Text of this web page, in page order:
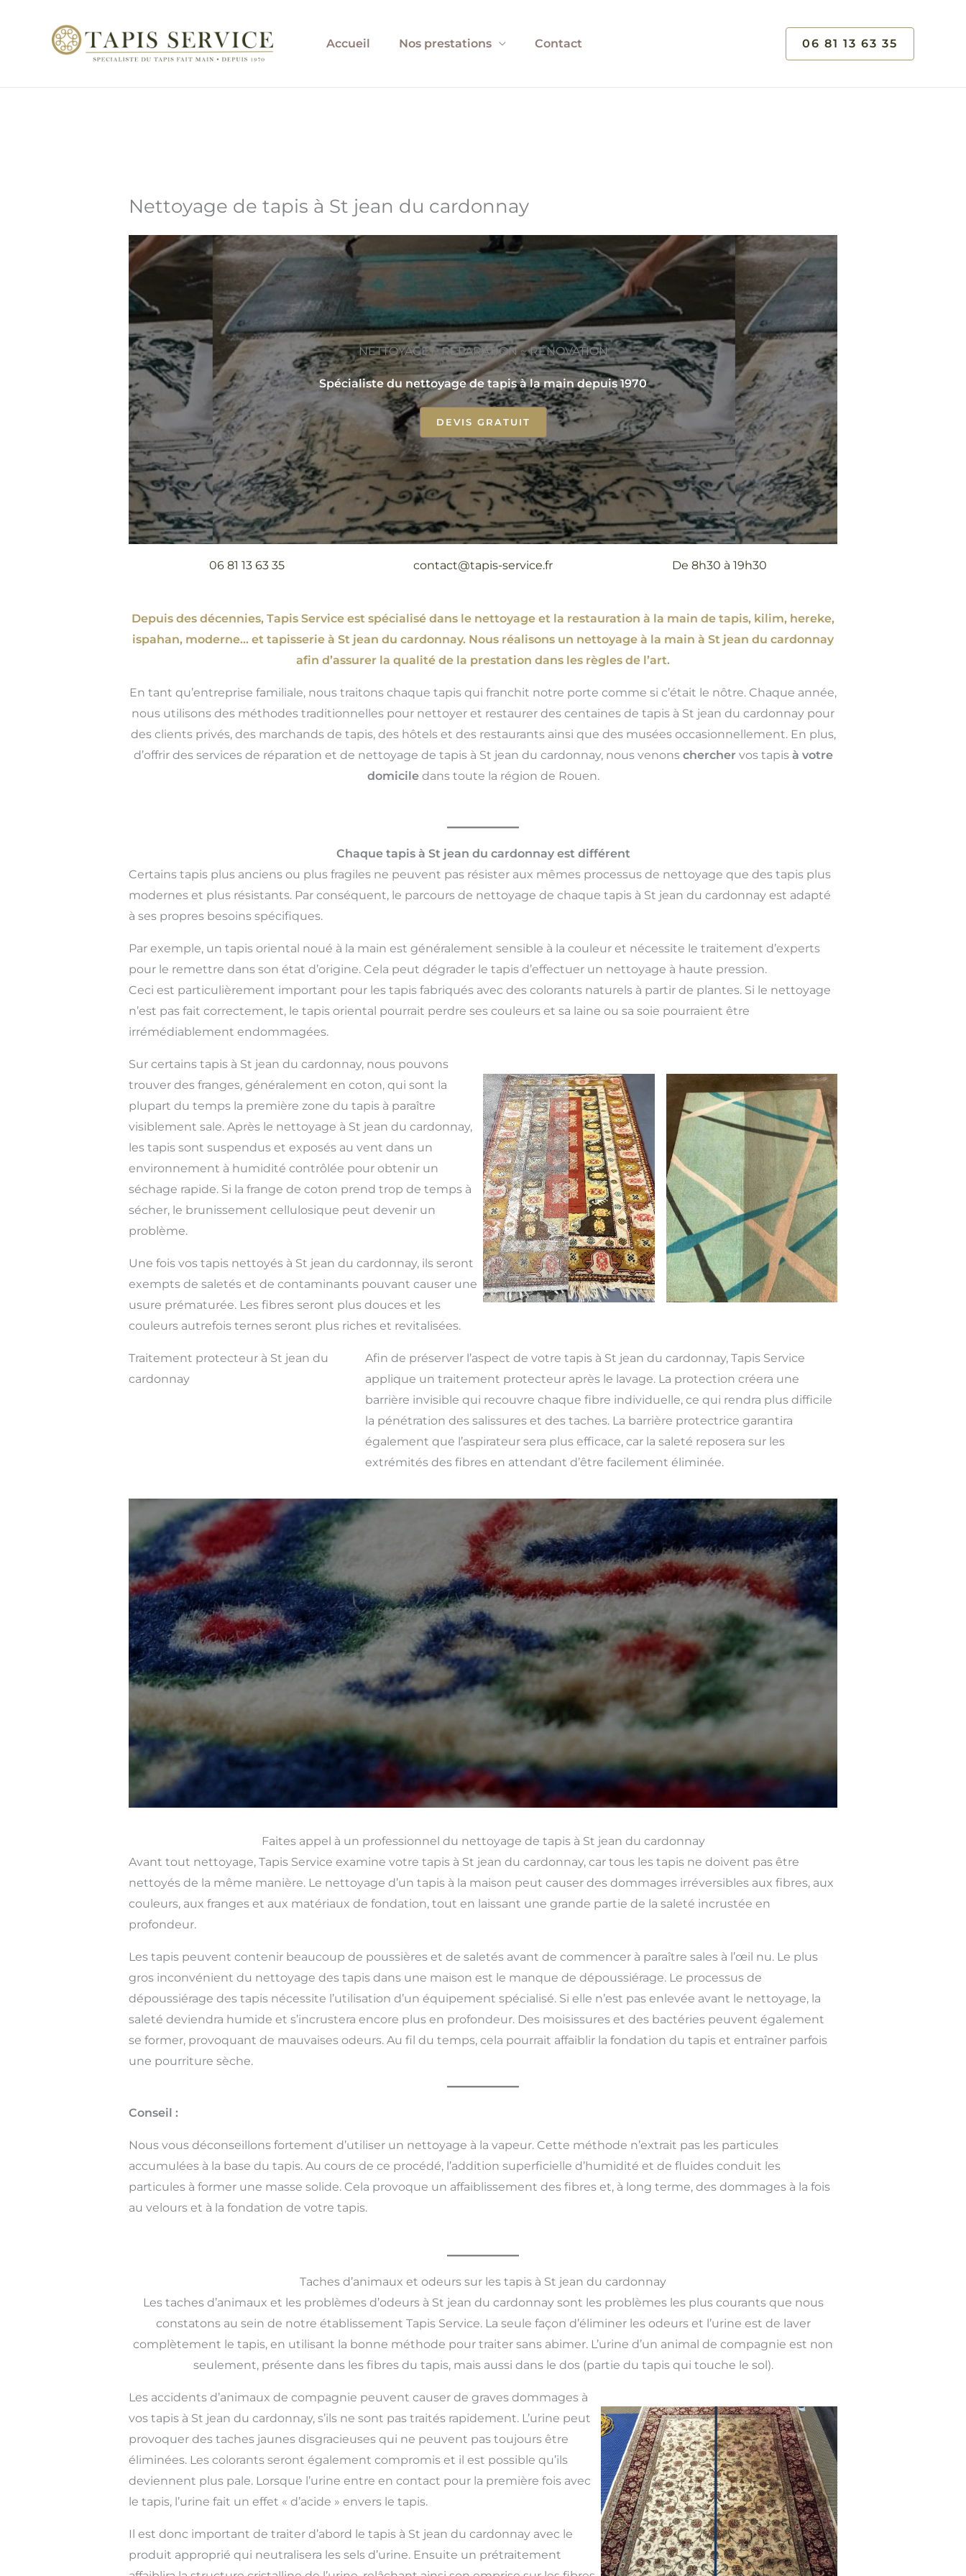
Accueil Nos prestations Contact 06 81 13 63 35
Nettoyage de tapis à St jean du cardonnay
NETTOYAGE ~ RÉPARATION ~ RÉNOVATION
Spécialiste du nettoyage de tapis à la main depuis 1970
DEVIS GRATUIT
06 81 13 63 35 contact@tapis-service.fr De 8h30 à 19h30
Depuis des décennies, Tapis Service est spécialisé dans le nettoyage et la restauration à la main de tapis, kilim, hereke,
ispahan, moderne… et tapisserie à St jean du cardonnay. Nous réalisons un nettoyage à la main à St jean du cardonnay
afin d’assurer la qualité de la prestation dans les règles de l’art.
En tant qu’entreprise familiale, nous traitons chaque tapis qui franchit notre porte comme si c’était le nôtre. Chaque année,
nous utilisons des méthodes traditionnelles pour nettoyer et restaurer des centaines de tapis à St jean du cardonnay pour
des clients privés, des marchands de tapis, des hôtels et des restaurants ainsi que des musées occasionnellement. En plus,
d’offrir des services de réparation et de nettoyage de tapis à St jean du cardonnay, nous venons chercher vos tapis à votre
domiciledans toute la région de Rouen.
Chaque tapis à St jean du cardonnay est différent
Certains tapis plus anciens ou plus fragiles ne peuvent pas résister aux mêmes processus de nettoyage que des tapis plus
modernes et plus résistants. Par conséquent, le parcours de nettoyage de chaque tapis à St jean du cardonnay est adapté
à ses propres besoins spécifiques.
Par exemple, un tapis oriental noué à la main est généralement sensible à la couleur et nécessite le traitement d’experts
pour le remettre dans son état d’origine. Cela peut dégrader le tapis d’effectuer un nettoyage à haute pression.
Ceci est particulièrement important pour les tapis fabriqués avec des colorants naturels à partir de plantes. Si le nettoyage
n’est pas fait correctement, le tapis oriental pourrait perdre ses couleurs et sa laine ou sa soie pourraient être
irrémédiablement endommagées.
Sur certains tapis à St jean du cardonnay, nous pouvons
trouver des franges, généralement en coton, qui sont la
plupart du temps la première zone du tapis à paraître
visiblement sale. Après le nettoyage à St jean du cardonnay,
les tapis sont suspendus et exposés au vent dans un
environnement à humidité contrôlée pour obtenir un
séchage rapide. Si la frange de coton prend trop de temps à
sécher, le brunissement cellulosique peut devenir un
problème.
Une fois vos tapis nettoyés à St jean du cardonnay, ils seront
exempts de saletés et de contaminants pouvant causer une
usure prématurée. Les fibres seront plus douces et les
couleurs autrefois ternes seront plus riches et revitalisées.
Traitement protecteur à St jean du
cardonnay
Afin de préserver l’aspect de votre tapis à St jean du cardonnay, Tapis Service
applique un traitement protecteur après le lavage. La protection créera une
barrière invisible qui recouvre chaque fibre individuelle, ce qui rendra plus difficile
la pénétration des salissures et des taches. La barrière protectrice garantira
également que l’aspirateur sera plus efficace, car la saleté reposera sur les
extrémités des fibres en attendant d’être facilement éliminée.
Faites appel à un professionnel du nettoyage de tapis à St jean du cardonnay
Avant tout nettoyage, Tapis Service examine votre tapis à St jean du cardonnay, car tous les tapis ne doivent pas être
nettoyés de la même manière. Le nettoyage d’un tapis à la maison peut causer des dommages irréversibles aux fibres, aux
couleurs, aux franges et aux matériaux de fondation, tout en laissant une grande partie de la saleté incrustée en
profondeur.
Les tapis peuvent contenir beaucoup de poussières et de saletés avant de commencer à paraître sales à l’œil nu. Le plus
gros inconvénient du nettoyage des tapis dans une maison est le manque de dépoussiérage. Le processus de
dépoussiérage des tapis nécessite l’utilisation d’un équipement spécialisé. Si elle n’est pas enlevée avant le nettoyage, la
saleté deviendra humide et s’incrustera encore plus en profondeur. Des moisissures et des bactéries peuvent également
se former, provoquant de mauvaises odeurs. Au fil du temps, cela pourrait affaiblir la fondation du tapis et entraîner parfois
une pourriture sèche.
Conseil :
Nous vous déconseillons fortement d’utiliser un nettoyage à la vapeur. Cette méthode n’extrait pas les particules
accumulées à la base du tapis. Au cours de ce procédé, l’addition superficielle d’humidité et de fluides conduit les
particules à former une masse solide. Cela provoque un affaiblissement des fibres et, à long terme, des dommages à la fois
au velours et à la fondation de votre tapis.
Taches d’animaux et odeurs sur les tapis à St jean du cardonnay
Les taches d’animaux et les problèmes d’odeurs à St jean du cardonnay sont les problèmes les plus courants que nous
constatons au sein de notre établissement Tapis Service. La seule façon d’éliminer les odeurs et l’urine est de laver
complètement le tapis, en utilisant la bonne méthode pour traiter sans abimer. L’urine d’un animal de compagnie est non
seulement, présente dans les fibres du tapis, mais aussi dans le dos (partie du tapis qui touche le sol).
Les accidents d’animaux de compagnie peuvent causer de graves dommages à
vos tapis à St jean du cardonnay, s’ils ne sont pas traités rapidement. L’urine peut
provoquer des taches jaunes disgracieuses qui ne peuvent pas toujours être
éliminées. Les colorants seront également compromis et il est possible qu’ils
deviennent plus pale. Lorsque l’urine entre en contact pour la première fois avec
le tapis, l’urine fait un effet « d’acide » envers le tapis.
Il est donc important de traiter d’abord le tapis à St jean du cardonnay avec le
produit approprié qui neutralisera les sels d’urine. Ensuite un prétraitement